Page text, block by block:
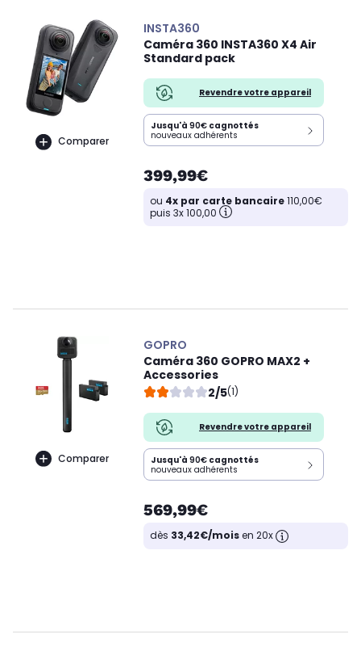
Comparer
INSTA360
Caméra 360 INSTA360 X4 Air
Standard pack
Revendre votre appareil
Jusqu'à 90€ cagnottés
nouveaux adhérents
399,99€
ou 4x par carte bancaire110,00€
puis 3x 100,00
Comparer
GOPRO
Caméra 360 GOPRO MAX2 +
Accessories
2/5(1)
Revendre votre appareil
Jusqu'à 90€ cagnottés
nouveaux adhérents
569,99€
dès 33,42€/moisen 20x